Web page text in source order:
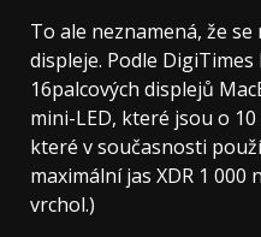
To ale neznamená, že
displeje. Podle
16palcových displejů
mini-LED, které jsou o
které v současnosti
maximální jas XDR 1
vrchol.)